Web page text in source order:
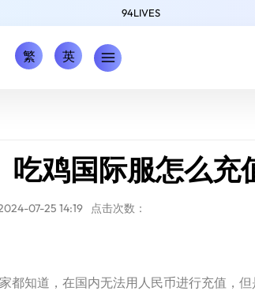
94LIVES
繁 英
吃鸡国际服怎么充
07-25 14:19 点击次数：
都知道，在国内无法用人民币进行充值，